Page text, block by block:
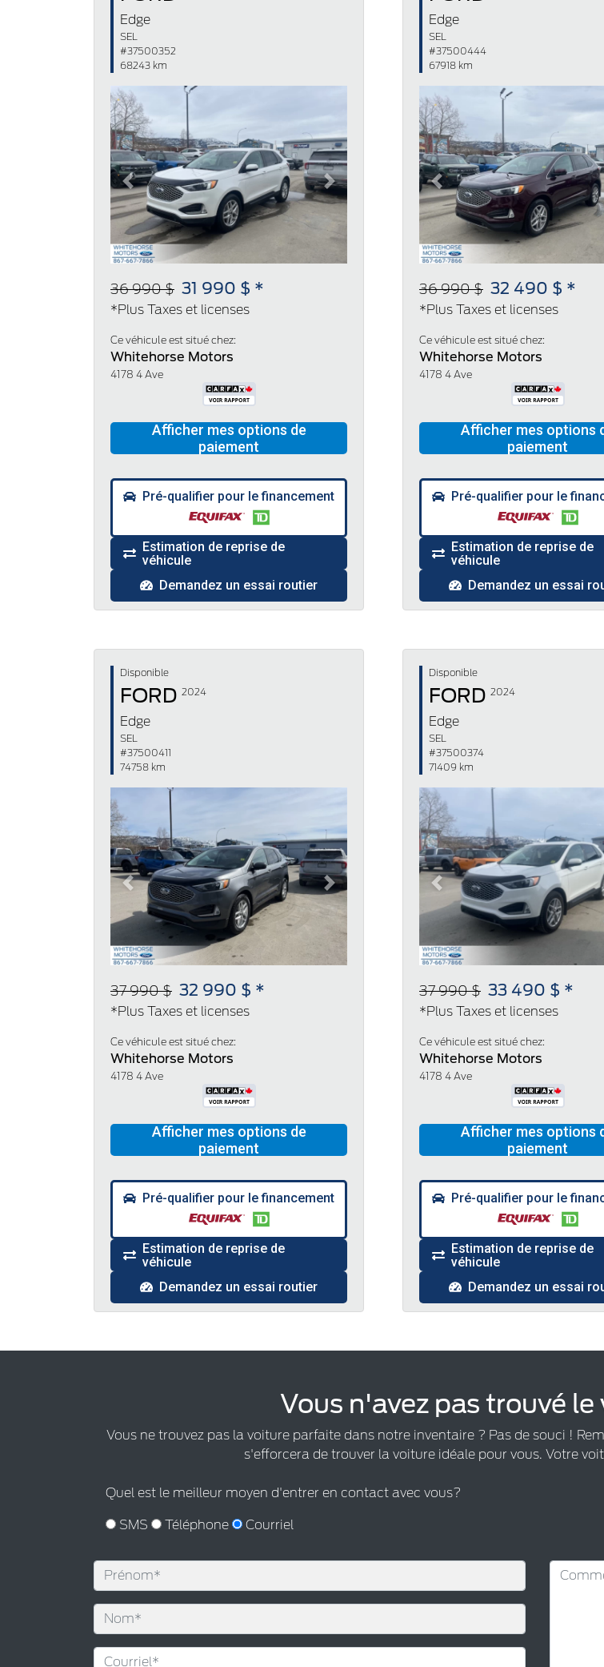
Edge
SEL
#37500352
68243 km
Previous Next
36 990 $ 31 990 $ *
*Plus Taxes et licenses
Ce véhicule est situé chez:
Whitehorse Motors
4178 4 Ave
Pré-qualifier pour le financement
Estimation de reprise de
véhicule
Demandez un essai routier
Edge
SEL
#37500444
67918 km
Previous
36 990 $ 32 490 $ *
*Plus Taxes et licenses
Ce véhicule est situé chez:
Whitehorse Motors
4178 4 Ave
Pré-qualifier pour le
Estimation de reprise de
véhicule
Demandez un essai
Disponible
FORD 2024
Edge
SEL
#37500411
74758 km
Previous Next
37 990 $ 32 990 $ *
*Plus Taxes et licenses
Ce véhicule est situé chez:
Whitehorse Motors
4178 4 Ave
Pré-qualifier pour le financement
Estimation de reprise de
véhicule
Demandez un essai routier
Disponible
FORD 2024
Edge
SEL
#37500374
71409 km
Previous
37 990 $ 33 490 $ *
*Plus Taxes et licenses
Ce véhicule est situé chez:
Whitehorse Motors
4178 4 Ave
Pré-qualifier pour le
Estimation de reprise de
véhicule
Demandez un essai
Vous n'avez pas trouvé
Vous ne trouvez pas la voiture parfaite dans notre inventaire ? Pas de souci !
s'efforcera de trouver la voiture idéale pour vous. Votre
Quel est le meilleur moyen d'entrer en contact avec vous?
SMS Téléphone Courriel